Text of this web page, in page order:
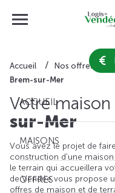
ACCUEIL
MAISONS
OFFRES
Accueil Nos offres de
Brem-sur-Mer
Votre
sur-Mer
Vous avez le projet de
construction d'une
le terrain qui accueillera
de Vendée vous propose
offres de maison et de